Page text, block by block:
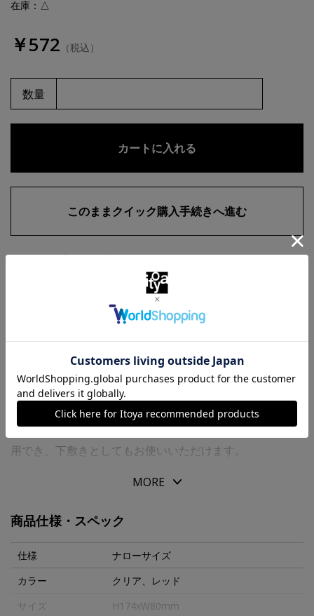
在庫：△
￥572 （税込）
数量
お気に入りに追加
返品・交換について
商品の特徴
着脱可能な鍵穴式リング穴デザインです。
種類豊富なスケールや線幅ガイドなので用途に合わせて活
用でき、下敷きとしてもお使いいただけます。
“ＰＬＯＴＴＥＲ”の６穴リングレザーバインダーとともに
ールです。
【商品仕様】
●スケール下敷
●縮尺定規、分度器、グリッド、文字サイズ、線幅表付き
MORE
商品仕様・スペック
仕様
ナローサイズ
カラー
クリア、レッド
サイズ
H174xW80mm